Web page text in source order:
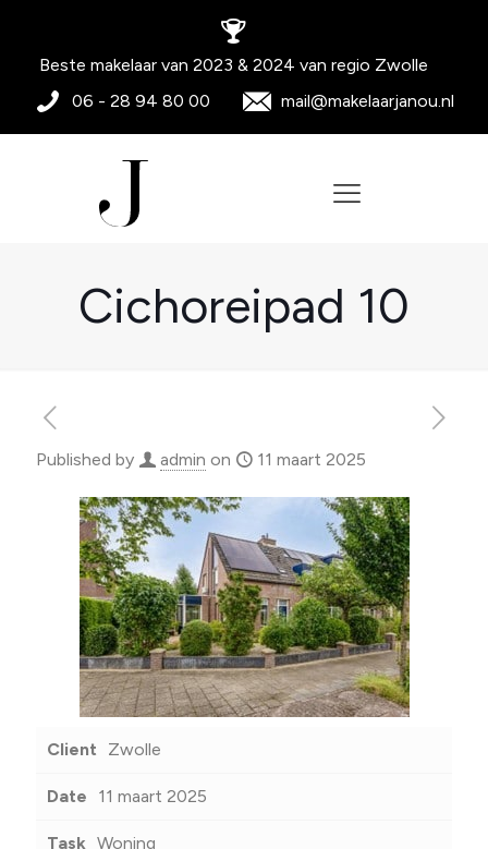
Beste makelaar van 2023 & 2024 van regio Zwolle
06 - 28 94 80 00
mail@makelaarjanou.nl
Cichoreipad 10
Published by admin on 11 maart 2025
Client Zwolle
Date 11 maart 2025
Task Woning